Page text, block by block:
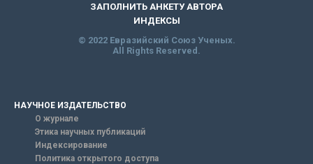
ЗАПОЛНИТЬ АНКЕТУ АВТОРА
ИНДЕКСЫ
© 2022 Евразийский Союз Ученых.
All Rights Reserved.
НАУЧНОЕ ИЗДАТЕЛЬСТВО
О журнале
Этика научных публикаций
Индексирование
Политика открытого доступа